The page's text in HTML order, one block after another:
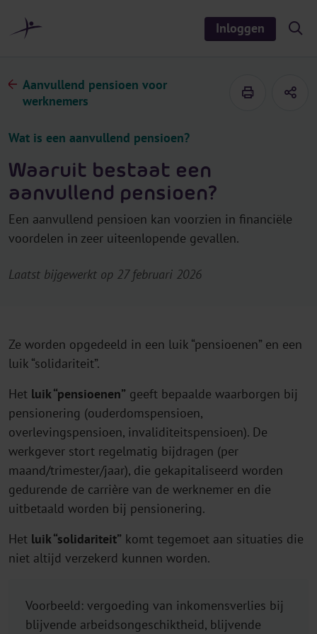
Inloggen
S
i
Aanvullend pensioen voor
werknemers
Wat is een aanvullend pensioen?
Waaruit bestaat een
aanvullend pensioen?
Een aanvullend pensioen kan voorzien in financiële
voordelen in zeer uiteenlopende gevallen.
Laatst bijgewerkt op 27 februari 2026
Ze worden opgedeeld in een luik “pensioenen” en een
luik “solidariteit”.
Het luik “pensioenen” geeft bepaalde waarborgen bij
pensionering (ouderdomspensioen,
overlevingspensioen, invaliditeitspensioen). De
werkgever stort regelmatig bijdragen (per
maand/trimester/jaar), die gekapitaliseerd worden
gedurende de carrière van de werknemer en die
uitbetaald worden bij pensionering.
Het luik “solidariteit” komt tegemoet aan situaties die
niet altijd verzekerd kunnen worden.
Voorbeeld: vergoeding van inkomensverlies bij
blijvende arbeidsongeschiktheid, blijvende